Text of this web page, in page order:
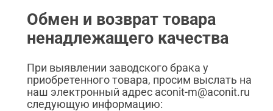
Обмен и возврат товара
ненадлежащего качества
При выявлении заводского брака у
приобретенного товара, просим выслать на
наш электронный адрес aconit-m@aconit.ru
следующую информацию: